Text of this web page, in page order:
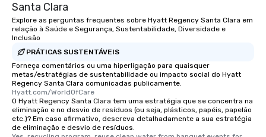
Santa Clara
Explore as perguntas frequentes sobre Hyatt Regency Santa Clara em
relação à Saúde e Segurança, Sustentabilidade, Diversidade e
Inclusão
PRÁTICAS SUSTENTÁVEIS
Forneça comentários ou uma hiperligação para quaisquer
metas/estratégias de sustentabilidade ou impacto social do Hyatt
Regency Santa Clara comunicadas publicamente.
Hyatt.com/WorldOfCare
O Hyatt Regency Santa Clara tem uma estratégia que se concentra na
eliminação e no desvio de resíduos (ou seja, plásticos, papéis, papelão
etc.)? Em caso afirmativo, descreva detalhadamente a sua estratégia
de eliminação e desvio de resíduos.